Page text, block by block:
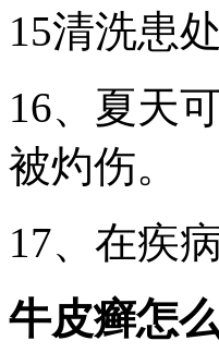
15清洗患
16、夏天
被灼伤。
17、在疾
牛皮癣怎